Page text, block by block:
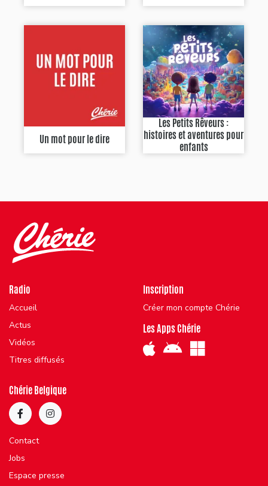
Un mot pour le dire
Les Petits Rêveurs :
histoires et aventures pour
enfants
Radio
Accueil
Actus
Vidéos
Titres diffusés
Inscription
Créer mon compte Chérie
Les Apps Chérie
Chérie Belgique
Contact
Jobs
Espace presse